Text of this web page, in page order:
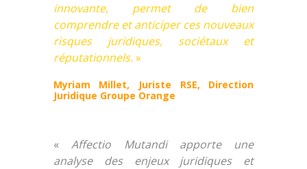
innovante, permet de bien
comprendre et anticiper ces nouveaux
risques juridiques, sociétaux et
réputationnels.»
Myriam Millet, Juriste RSE, Direction
Juridique Groupe Orange
«Affectio Mutandi apporte une
analyse des enjeux juridiques et